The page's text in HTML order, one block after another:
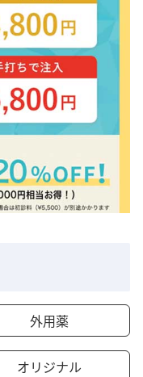
外用薬
オリジナル